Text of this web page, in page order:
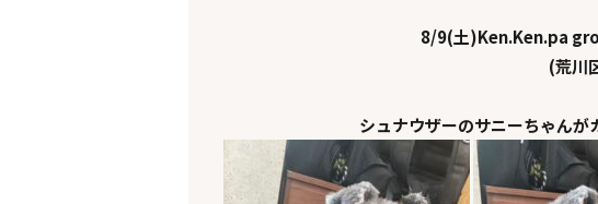
8/9(土)Ken.Ken.pa
(荒川
シュナウザーのサニーちゃんが